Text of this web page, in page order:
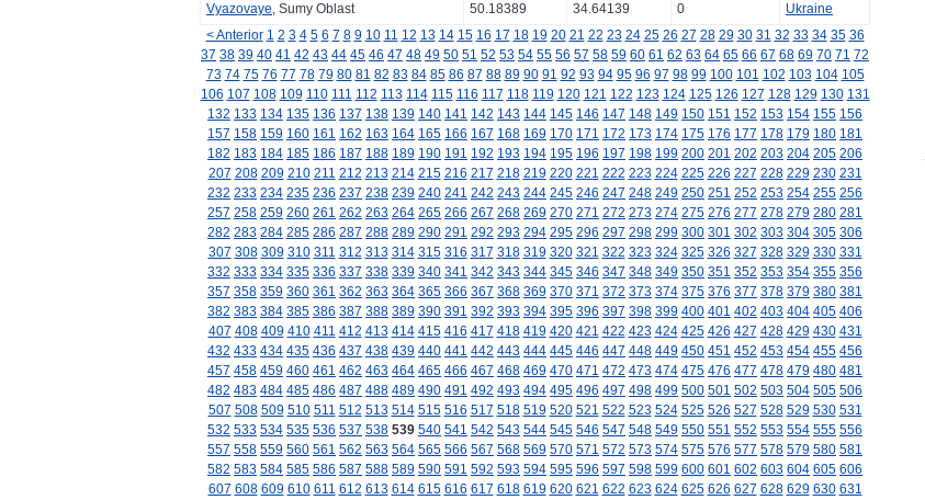
Vyazovaye, Sumy Oblast 50.18389 34.64139 0
Ukraine
< Anterior 1 2 3 4 5 6 7 8 9 10 11 12 13 14 15 16 17 18 19 20 21 22 23 24 25 26 27 28 29 30 31 32 33 34 35 36
37 38 39 40 41 42 43 44 45 46 47 48 49 50 51 52 53 54 55 56 57 58 59 60 61 62 63 64 65 66 67 68 69 70 71 72
73 74 75 76 77 78 79 80 81 82 83 84 85 86 87 88 89 90 91 92 93 94 95 96 97 98 99 100 101 102 103 104 105
106 107 108 109 110 111 112 113 114 115 116 117 118 119 120 121 122 123 124 125 126 127 128 129 130 131
132 133 134 135 136 137 138 139 140 141 142 143 144 145 146 147 148 149 150 151 152 153 154 155 156
157 158 159 160 161 162 163 164 165 166 167 168 169 170 171 172 173 174 175 176 177 178 179 180 181
182 183 184 185 186 187 188 189 190 191 192 193 194 195 196 197 198 199 200 201 202 203 204 205 206
207 208 209 210 211 212 213 214 215 216 217 218 219 220 221 222 223 224 225 226 227 228 229 230 231
232 233 234 235 236 237 238 239 240 241 242 243 244 245 246 247 248 249 250 251 252 253 254 255 256
257 258 259 260 261 262 263 264 265 266 267 268 269 270 271 272 273 274 275 276 277 278 279 280 281
282 283 284 285 286 287 288 289 290 291 292 293 294 295 296 297 298 299 300 301 302 303 304 305 306
307 308 309 310 311 312 313 314 315 316 317 318 319 320 321 322 323 324 325 326 327 328 329 330 331
332 333 334 335 336 337 338 339 340 341 342 343 344 345 346 347 348 349 350 351 352 353 354 355 356
357 358 359 360 361 362 363 364 365 366 367 368 369 370 371 372 373 374 375 376 377 378 379 380 381
382 383 384 385 386 387 388 389 390 391 392 393 394 395 396 397 398 399 400 401 402 403 404 405 406
407 408 409 410 411 412 413 414 415 416 417 418 419 420 421 422 423 424 425 426 427 428 429 430 431
432 433 434 435 436 437 438 439 440 441 442 443 444 445 446 447 448 449 450 451 452 453 454 455 456
457 458 459 460 461 462 463 464 465 466 467 468 469 470 471 472 473 474 475 476 477 478 479 480 481
482 483 484 485 486 487 488 489 490 491 492 493 494 495 496 497 498 499 500 501 502 503 504 505 506
507 508 509 510 511 512 513 514 515 516 517 518 519 520 521 522 523 524 525 526 527 528 529 530 531
532 533 534 535 536 537 538 539 540 541 542 543 544 545 546 547 548 549 550 551 552 553 554 555 556
557 558 559 560 561 562 563 564 565 566 567 568 569 570 571 572 573 574 575 576 577 578 579 580 581
582 583 584 585 586 587 588 589 590 591 592 593 594 595 596 597 598 599 600 601 602 603 604 605 606
607 608 609 610 611 612 613 614 615 616 617 618 619 620 621 622 623 624 625 626 627 628 629 630 631